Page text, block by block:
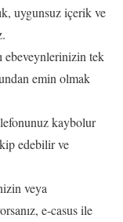
uygunsuz içerik ve
ebeveynlerinizin tek
emin olmak
kaybolur
edebilir ve
veya
e-casus ile